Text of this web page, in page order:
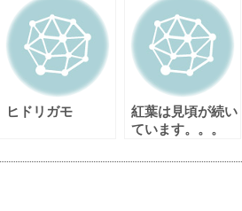
ヒドリガモ
紅葉は見頃が続い
ています。。。